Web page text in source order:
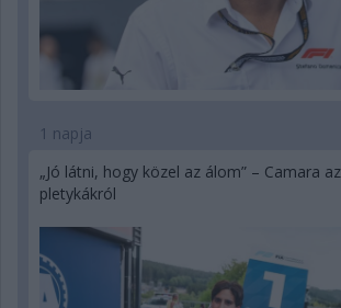
1 napja
„Jó látni, hogy közel az álom” – Camara
pletykákról